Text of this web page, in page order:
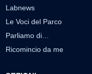
Labnews
Le Voci del Parco
Parliamo di…
Ricomincio da me